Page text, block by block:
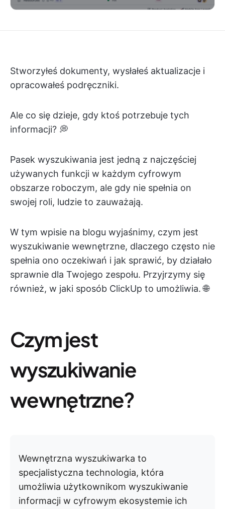
Stworzyłeś dokumenty, wysłałeś aktualizacje i
opracowałeś podręczniki.
Ale co się dzieje, gdy ktoś potrzebuje tych
informacji? 💭
Pasek wyszukiwania jest jedną z najczęściej
używanych funkcji w każdym cyfrowym
obszarze roboczym, ale gdy nie spełnia on
swojej roli, ludzie to zauważają.
W tym wpisie na blogu wyjaśnimy, czym jest
wyszukiwanie wewnętrzne, dlaczego często nie
spełnia ono oczekiwań i jak sprawić, by działało
sprawnie dla Twojego zespołu. Przyjrzymy się
również, w jaki sposób ClickUp to umożliwia. 🌐
Czym jest
wyszukiwanie
wewnętrzne?
Wewnętrzna wyszukiwarka to
specjalistyczna technologia, która
umożliwia użytkownikom wyszukiwanie
informacji w cyfrowym ekosystemie ich